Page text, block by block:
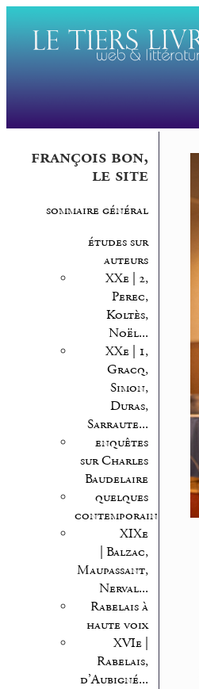
françois bon,
le site
sommaire général
études sur
auteurs
XXe | 2,
Perec,
Koltès,
Noël...
XXe | 1,
Gracq,
Simon,
Duras,
Sarraute...
enquêtes
sur Charles
Baudelaire
quelques
contemporains
XIXe
| Balzac,
Maupassant,
Nerval...
Rabelais à
haute voix
XVIe |
Rabelais,
d’Aubigné...